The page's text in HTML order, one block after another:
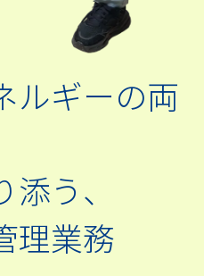
ルギーの両
う、
理業務